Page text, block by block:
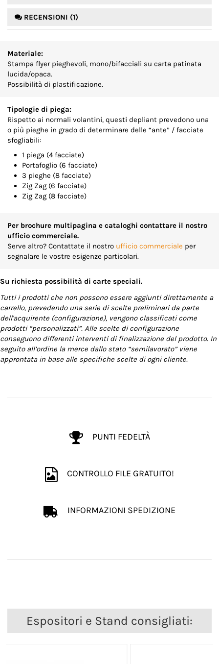
RECENSIONI (1)
Materiale:
Stampa flyer pieghevoli, mono/bifacciali su carta patinata
lucida/opaca.
Possibilità di plastificazione.
Tipologie di piega:
Rispetto ai normali volantini, questi depliant prevedono una
o più pieghe in grado di determinare delle “ante” / facciate
sfogliabili:
1 piega (4 facciate)
Portafoglio (6 facciate)
3 pieghe (8 facciate)
Zig Zag (6 facciate)
Zig Zag (8 facciate)
Per brochure multipagina e cataloghi contattare il nostro
ufficio commerciale.
Serve altro? Contattate il nostro ufficio commerciale per
segnalare le vostre esigenze particolari.
Su richiesta possibilità di carte speciali.
Tutti i prodotti che non possono essere aggiunti direttamente a
carrello, prevedendo una serie di scelte preliminari da parte
dell'acquirente (configurazione), vengono classificati come
prodotti “personalizzati”. Alle scelte di configurazione
conseguono differenti interventi di finalizzazione del prodotto. In
seguito all’ordine la merce dallo stato “semilavorato” viene
approntata in base alle specifiche scelte di ogni cliente.
PUNTI FEDELTÀ
CONTROLLO FILE GRATUITO!
INFORMAZIONI SPEDIZIONE
Espositori e Stand consigliati: